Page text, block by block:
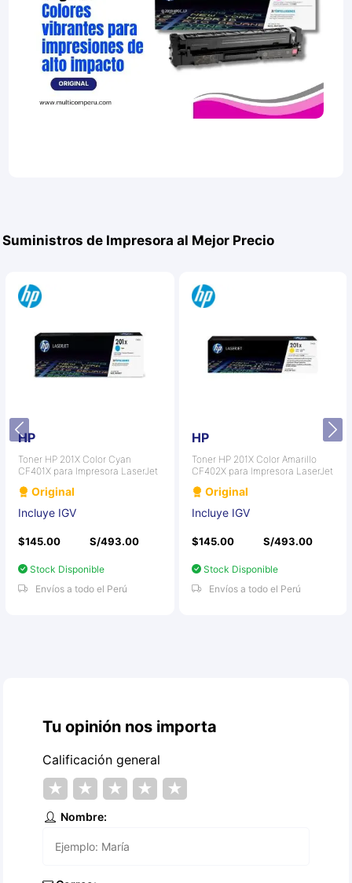
Suministros de Impresora al Mejor Precio
HP
Toner HP 201X Color Cyan
CF401X para Impresora LaserJet
Original
Incluye IGV
$145.00 S/493.00
Stock Disponible
Envíos a todo el Perú
HP
Toner HP 201X Color Amarillo
CF402X para Impresora LaserJet
Original
Incluye IGV
$145.00 S/493.00
Stock Disponible
Envíos a todo el Perú
Tu opinión nos importa
Calificación general
★ ★ ★ ★ ★
Nombre: